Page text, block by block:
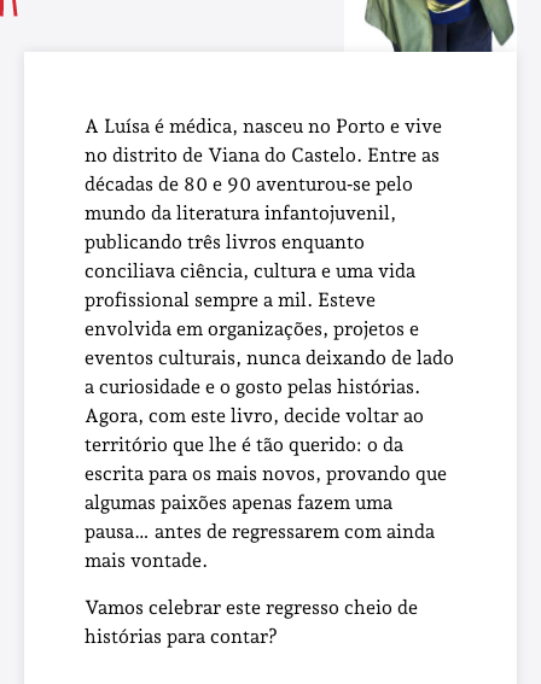
A Luísa é médica, nasceu no Porto e vive
no distrito de Viana do Castelo. Entre as
décadas de 80 e 90 aventurou‑se pelo
mundo da literatura infantojuvenil,
publicando três livros enquanto
conciliava ciência, cultura e uma vida
profissional sempre a mil. Esteve
envolvida em organizações, projetos e
eventos culturais, nunca deixando de lado
a curiosidade e o gosto pelas histórias.
Agora, com este livro, decide voltar ao
território que lhe é tão querido: o da
escrita para os mais novos, provando que
algumas paixões apenas fazem uma
pausa… antes de regressarem com ainda
mais vontade.
Vamos celebrar este regresso cheio de
histórias para contar?